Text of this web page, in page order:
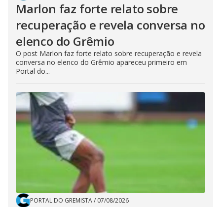
Marlon faz forte relato sobre
recuperação e revela conversa no
elenco do Grêmio
O post Marlon faz forte relato sobre recuperação e revela
conversa no elenco do Grêmio apareceu primeiro em
Portal do...
PORTAL DO GREMISTA/ 07/08/2026